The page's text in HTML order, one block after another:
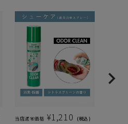
—
—
—
当店通常価格 ¥1,210 税込